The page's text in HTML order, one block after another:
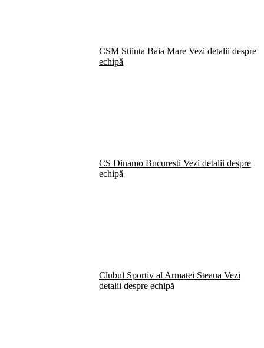
CSM Stiinta Baia Mare Vezi detalii despre
echipă
CS Dinamo Bucuresti Vezi detalii despre
echipă
Clubul Sportiv al Armatei Steaua Vezi
detalii despre echipă